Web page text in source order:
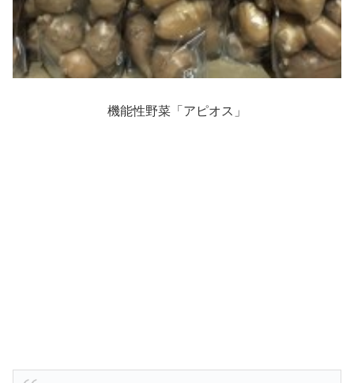
機能性野菜「アピオス」